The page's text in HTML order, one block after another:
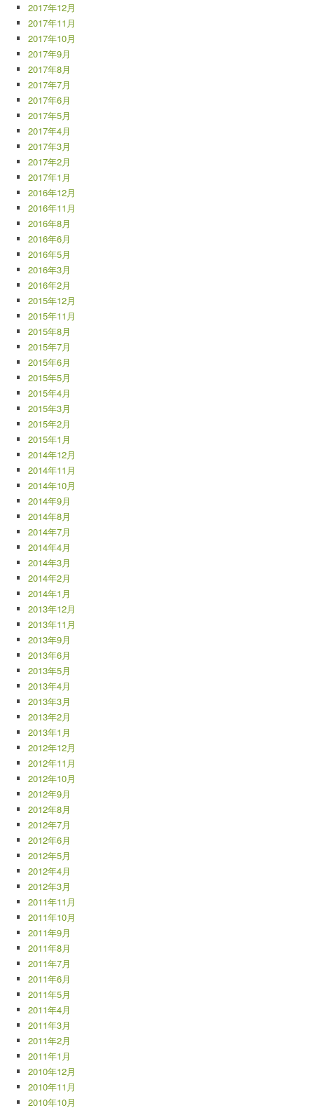
2017年12月
2017年11月
2017年10月
2017年9月
2017年8月
2017年7月
2017年6月
2017年5月
2017年4月
2017年3月
2017年2月
2017年1月
2016年12月
2016年11月
2016年8月
2016年6月
2016年5月
2016年3月
2016年2月
2015年12月
2015年11月
2015年8月
2015年7月
2015年6月
2015年5月
2015年4月
2015年3月
2015年2月
2015年1月
2014年12月
2014年11月
2014年10月
2014年9月
2014年8月
2014年7月
2014年4月
2014年3月
2014年2月
2014年1月
2013年12月
2013年11月
2013年9月
2013年6月
2013年5月
2013年4月
2013年3月
2013年2月
2013年1月
2012年12月
2012年11月
2012年10月
2012年9月
2012年8月
2012年7月
2012年6月
2012年5月
2012年4月
2012年3月
2011年11月
2011年10月
2011年9月
2011年8月
2011年7月
2011年6月
2011年5月
2011年4月
2011年3月
2011年2月
2011年1月
2010年12月
2010年11月
2010年10月